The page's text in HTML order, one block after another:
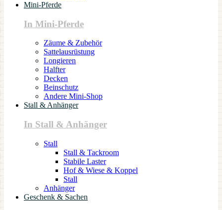
Mini-Pferde
In Mini-Pferde
Zäume & Zubehör
Sattelausrüstung
Longieren
Halfter
Decken
Beinschutz
Andere Mini-Shop
Stall & Anhänger
In Stall & Anhänger
Stall
Stall & Tackroom
Stabile Laster
Hof & Wiese & Koppel
Stall
Anhänger
Geschenk & Sachen